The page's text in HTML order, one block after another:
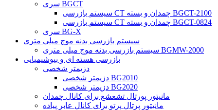
سری BGCT
سیستم بازرسی CT چمدان و بسته BGCT-2100
سیستم بازرسی CT چمدان و بسته BGCT-0824
سری BG-X
سیستم بازرسی بدنه موج میلی متری
سیستم بازرسی بدنه موج میلی متری BGMW-2000
بازرسی هسته ای و بیوشیمیایی
دزیمتر شخصی
دزیمتر شخصی BG2010
دزیمتر شخصی BG2020
مانیتور پورتال تشعشع برای کانال چمدان
مانیتور پرتال پرتو برای کانال عابر پیاده